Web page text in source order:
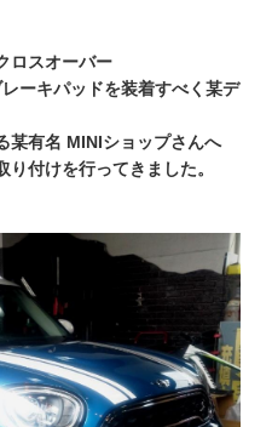
ロスオーバー
ーキパッドを装着すべく某デ
某有名 MINIショップさんへ
り付けを行ってきました。